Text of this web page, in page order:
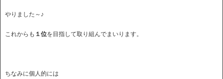
やりました～♪
これからも １位を目指して取り組んでまいります。
ちなみに個人的には